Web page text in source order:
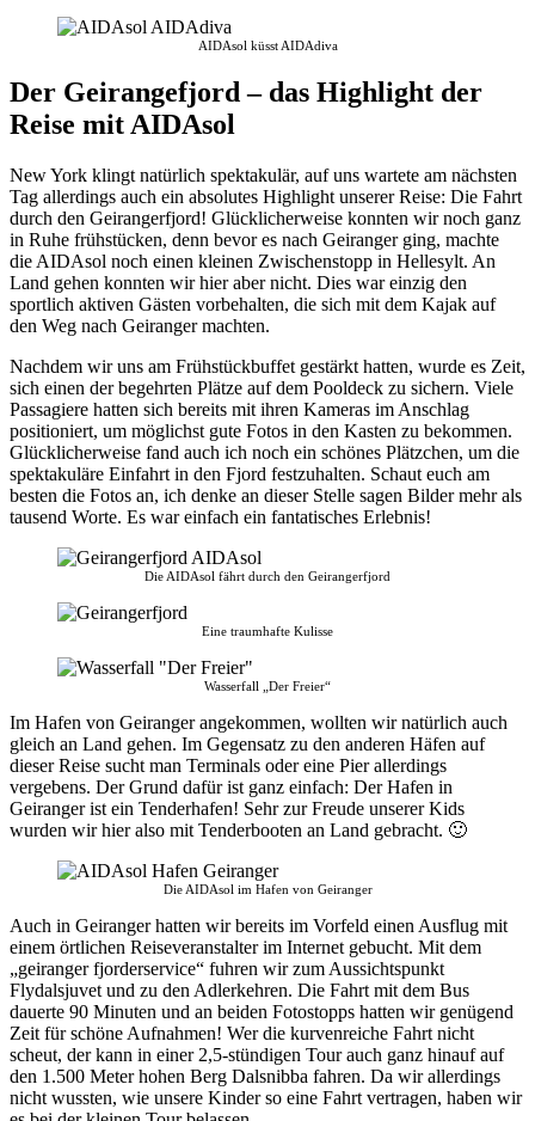
AIDAsol küsst AIDAdiva
Der Geirangefjord – das Highlight der
Reise mit AIDAsol
New York klingt natürlich spektakulär, auf uns wartete am nächsten
Tag allerdings auch ein absolutes Highlight unserer Reise: Die Fahrt
durch den Geirangerfjord! Glücklicherweise konnten wir noch ganz
in Ruhe frühstücken, denn bevor es nach Geiranger ging, machte
die AIDAsol noch einen kleinen Zwischenstopp in Hellesylt. An
Land gehen konnten wir hier aber nicht. Dies war einzig den
sportlich aktiven Gästen vorbehalten, die sich mit dem Kajak auf
den Weg nach Geiranger machten.
Nachdem wir uns am Frühstückbuffet gestärkt hatten, wurde es Zeit,
sich einen der begehrten Plätze auf dem Pooldeck zu sichern. Viele
Passagiere hatten sich bereits mit ihren Kameras im Anschlag
positioniert, um möglichst gute Fotos in den Kasten zu bekommen.
Glücklicherweise fand auch ich noch ein schönes Plätzchen, um die
spektakuläre Einfahrt in den Fjord festzuhalten. Schaut euch am
besten die Fotos an, ich denke an dieser Stelle sagen Bilder mehr als
tausend Worte. Es war einfach ein fantatisches Erlebnis!
Die AIDAsol fährt durch den Geirangerfjord
Eine traumhafte Kulisse
Wasserfall „Der Freier“
Im Hafen von Geiranger angekommen, wollten wir natürlich auch
gleich an Land gehen. Im Gegensatz zu den anderen Häfen auf
dieser Reise sucht man Terminals oder eine Pier allerdings
vergebens. Der Grund dafür ist ganz einfach: Der Hafen in
Geiranger ist ein Tenderhafen! Sehr zur Freude unserer Kids
wurden wir hier also mit Tenderbooten an Land gebracht. 🙂
Die AIDAsol im Hafen von Geiranger
Auch in Geiranger hatten wir bereits im Vorfeld einen Ausflug mit
einem örtlichen Reiseveranstalter im Internet gebucht. Mit dem
„geiranger fjorderservice“ fuhren wir zum Aussichtspunkt
Flydalsjuvet und zu den Adlerkehren. Die Fahrt mit dem Bus
dauerte 90 Minuten und an beiden Fotostopps hatten wir genügend
Zeit für schöne Aufnahmen! Wer die kurvenreiche Fahrt nicht
scheut, der kann in einer 2,5-stündigen Tour auch ganz hinauf auf
den 1.500 Meter hohen Berg Dalsnibba fahren. Da wir allerdings
nicht wussten, wie unsere Kinder so eine Fahrt vertragen, haben wir